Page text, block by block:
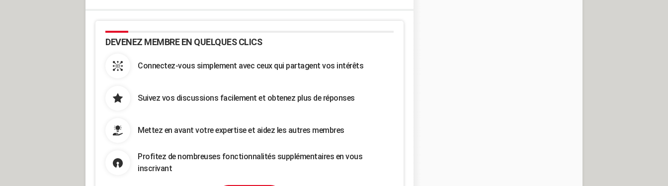
DEVENEZ MEMBRE EN QUELQUES CLICS
Connectez-vous simplement avec ceux qui partagent vos intérêts
Suivez vos discussions facilement et obtenez plus de réponses
Mettez en avant votre expertise et aidez les autres membres
Profitez de nombreuses fonctionnalités supplémentaires en vous
inscrivant